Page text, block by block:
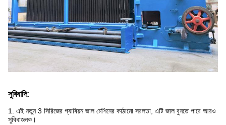
সুবিধাদি:
1. এই নতুন 3 সিরিজের গ্যাবিয়ন জাল মেশিনের কাঠামো সরলতা, এটি জাল বুনতে পারে আরও
সুবিধাজনক।